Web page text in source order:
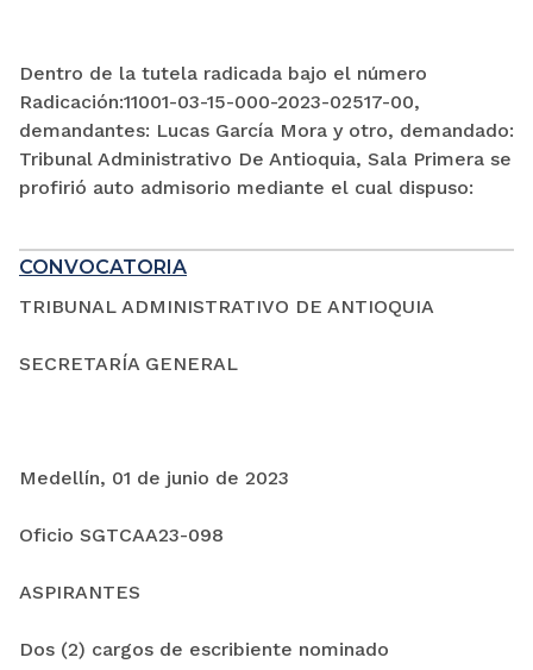
Dentro de la tutela radicada bajo el número
Radicación:11001-03-15-000-2023-02517-00,
demandantes: Lucas García Mora y otro, demandado:
Tribunal Administrativo De Antioquia, Sala Primera se
profirió auto admisorio mediante el cual dispuso:
CONVOCATORIA
TRIBUNAL ADMINISTRATIVO DE ANTIOQUIA
SECRETARÍA GENERAL
Medellín, 01 de junio de 2023
Oficio SGTCAA23-098
ASPIRANTES
Dos (2) cargos de escribiente nominado